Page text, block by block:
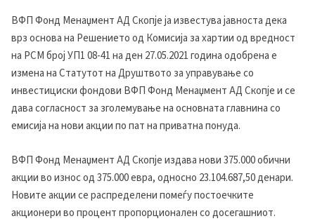
ВФП Фонд Менаџмент АД Скопје ја известува јавноста дека
врз основа на Решението од Комисија за хартии од вредност
на РСМ број УП1 08-41 на ден 27.05.2021 година одобрена е
измена на Статутот на Друштвото за управување со
инвестициски фондови ВФП Фонд Менаџмент АД Скопје и се
дава согласност за зголемување на основната главнина со
емисија на нови акции по пат на приватна понуда.
ВФП Фонд Менаџмент АД Скопје издава нови 375.000 обични
акции во износ од 375.000 евра, односно 23.104.687,50 денари.
Новите акции се распределени помеѓу постоечките
акционери во процент пропорционален со досегашниот.